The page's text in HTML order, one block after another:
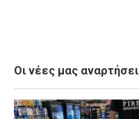
Οι νέες μας